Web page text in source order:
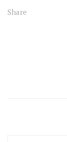
Share